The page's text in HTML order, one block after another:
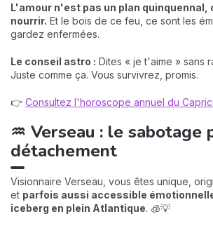
L'amour n'est pas un plan quinquennal,
nourrir. Et le bois de ce feu, ce sont les
gardez enfermées.
Le conseil astro : Dites « je t'aime » sans
Juste comme ça. Vous survivrez, promis.
👉 Consultez l'horoscope annuel du
♒ Verseau : le sabotage
détachement
Visionnaire Verseau, vous êtes unique,
et parfois aussi accessible
iceberg en plein Atlantique. 🧊💡